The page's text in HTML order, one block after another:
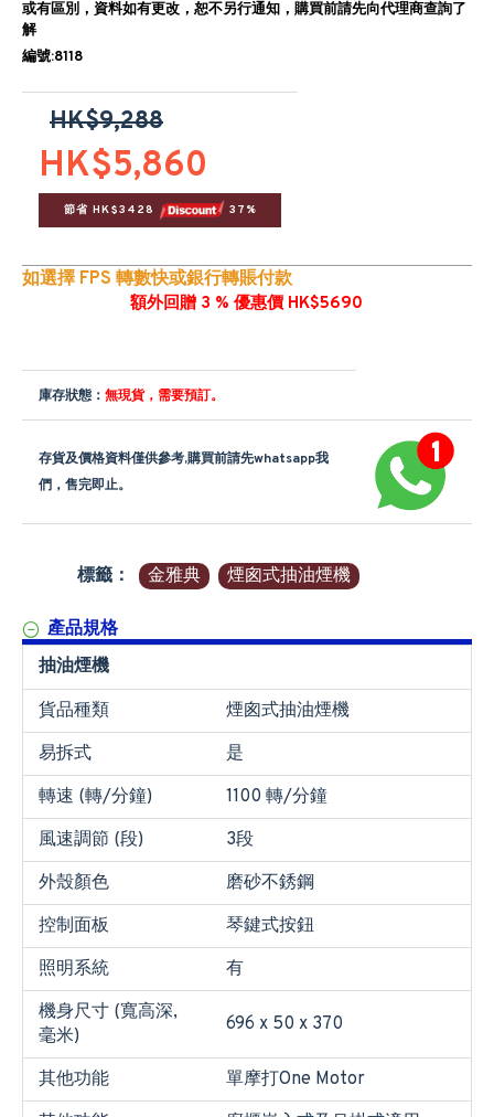
或有區別，資料如有更改，恕不另行通知，購買前請先向代理商查詢了
解
編號:8118
HK$5,860
HK$9,288
節省 HK$3428 37%
如選擇 FPS 轉數快或銀行轉賬付款
額外回贈 3 % 優惠價 HK$5690
庫存狀態： 無現貨，需要預訂。
存貨及價格資料僅供參考,購買前請先whatsapp我
們，售完即止。
標籤： 金雅典 煙囪式抽油煙機
產品規格
抽油煙機
貨品種類
煙囪式抽油煙機
易拆式
是
轉速 (轉/分鐘)
1100 轉/分鐘
風速調節 (段)
3段
外殼顏色
磨砂不銹鋼
控制面板
琴鍵式按鈕
照明系統
有
機身尺寸 (寬高深,
毫米)
696 x 50 x 370
其他功能
單摩打One Motor